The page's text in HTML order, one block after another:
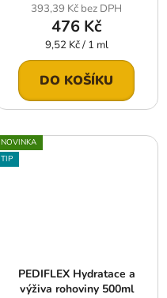
393,39 Kč bez DPH
476 Kč
Měrná
cena:
9,52 Kč / 1 ml
DO KOŠÍKU
NOVINKA
TIP
PEDIFLEX Hydratace a
výživa rohoviny 500ml